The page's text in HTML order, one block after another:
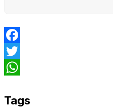
Facebook
Twitter
Tags